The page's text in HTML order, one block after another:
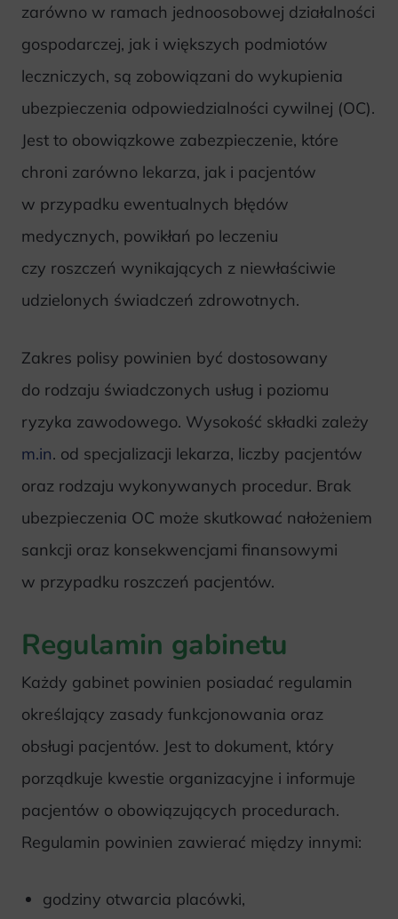
zarówno w ramach jednoosobowej działalności
gospodarczej, jak i większych podmiotów
leczniczych, są zobowiązani do wykupienia
ubezpieczenia odpowiedzialności cywilnej (OC).
Jest to obowiązkowe zabezpieczenie, które
chroni zarówno lekarza, jak i pacjentów
w przypadku ewentualnych błędów
medycznych, powikłań po leczeniu
czy roszczeń wynikających z niewłaściwie
udzielonych świadczeń zdrowotnych.
Zakres polisy powinien być dostosowany
do rodzaju świadczonych usług i poziomu
ryzyka zawodowego. Wysokość składki zależy
m.in. od specjalizacji lekarza, liczby pacjentów
oraz rodzaju wykonywanych procedur. Brak
ubezpieczenia OC może skutkować nałożeniem
sankcji oraz konsekwencjami finansowymi
w przypadku roszczeń pacjentów.
Regulamin gabinetu
Każdy gabinet powinien posiadać regulamin
określający zasady funkcjonowania oraz
obsługi pacjentów. Jest to dokument, który
porządkuje kwestie organizacyjne i informuje
pacjentów o obowiązujących procedurach.
Regulamin powinien zawierać między innymi:
godziny otwarcia placówki,